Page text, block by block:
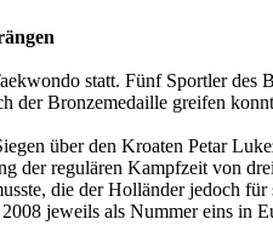
statt. Fünf Sportler
der Bronzemedaille greifen
über den Kroaten Petar
der regulären Kampfzeit von
die der Holländer jedoch
jeweils als Nummer eins in